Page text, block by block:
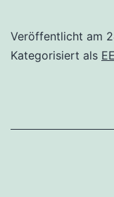
Veröffentlicht am
Kategorisiert als